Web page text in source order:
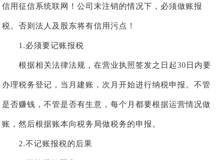
信用征信系统联网！公司末注销的情况下，必须做账报
税。否则法人及股东将有信用污点！
1.必须要记账报税
根据相关法律法规，在营业执照签发之日起30日内要
办理税务登记，当月建账，次月开始进行纳税申报。不管
是否赚钱，不管是否有生意，每个月都要根据运营情况做
账，然后根据账本向税务局做税务的申报。
2.不记账报税的后果